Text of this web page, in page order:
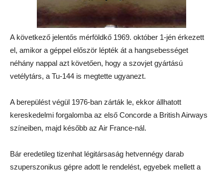
A következő jelentős mérföldkő 1969. október 1-jén érkezett
el, amikor a géppel először lépték át a hangsebességet
néhány nappal azt követően, hogy a szovjet gyártású
vetélytárs, a Tu-144 is megtette ugyanezt.
A berepülést végül 1976-ban zárták le, ekkor állhatott
kereskedelmi forgalomba az első Concorde a British Airways
színeiben, majd később az Air France-nál.
Bár eredetileg tizenhat légitársaság hetvennégy darab
szuperszonikus gépre adott le rendelést, egyebek mellett a